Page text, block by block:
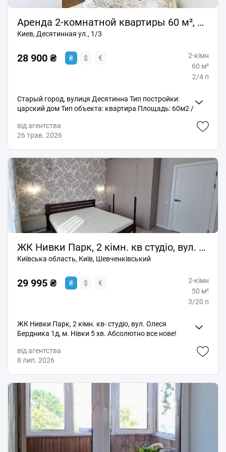
для життя споживчі місця, відомі заклади культури,
туристичні маршрути. Метро Золоті ворота - 15хв.
пішки
Аренда 2-комнатной квартиры 60 м², Десятинная ул., 1/3
Киев, Десятинная ул., 1/3
28 900 ₴ ₴ $ €
2-кімн
60 м²
2/4 п
Старый город, вулиця Десятинна Тип постройки:
царский дом Тип объекта: квартира Площадь: 60м2 /
Ремонт: капитальный ремонт Объект SL-061617
від агентства
26 трав. 2026
ЖК Нивки Парк, 2 кімн. кв студіо, вул. Олеся Бердника 1д, м. Нівки 5 хв.
Київська область, Київ, Шевченківський
29 995 ₴ ₴ $ €
2-кімн
50 м²
3/20 п
ЖК Нивки Парк, 2 кімн. кв- студіо, вул. Олеся
Бердника 1д, м. Нівки 5 хв. Абсолютно все нове!
посудомийна машина, холодильник, пральна
машина, кондиціонер, є ТВ ( на фото не видно)
двох-спальним ліжком, шафа. Чудова
інфраструктура, закрита територія, на території
Сільпо, кав'ярні, ресторани, аптеки, салони краси.
Поруч є McDonald's, медичний центр. Метро Нівки 5
хв пішки
від агентства
8 лип. 2026